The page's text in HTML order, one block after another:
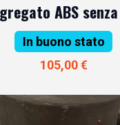
ABS senza
In buono stato
105,00 €